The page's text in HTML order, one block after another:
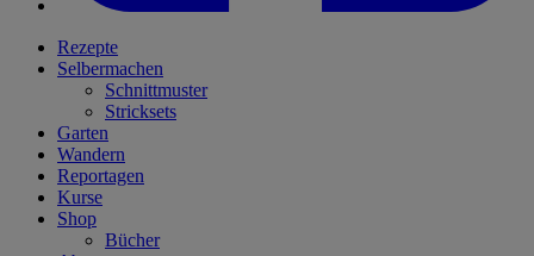
Rezepte
Selbermachen
Schnittmuster
Stricksets
Garten
Wandern
Reportagen
Kurse
Shop
Bücher